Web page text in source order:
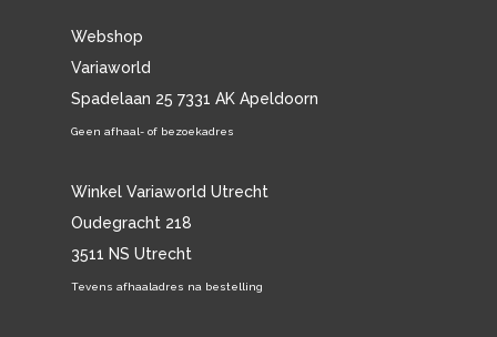
Webshop
Variaworld
Spadelaan 25 7331 AK Apeldoorn
Geen afhaal- of bezoekadres
Winkel Variaworld Utrecht
Oudegracht 218
3511 NS Utrecht
Tevens afhaaladres na bestelling